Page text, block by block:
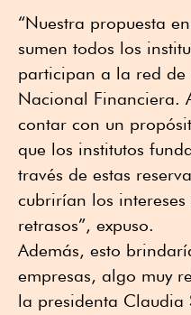
“Nuestra propuesta
sumen todos los
participan a la red de
Nacional Financiera.
contar con un
que los institutos
través de estas
cubrirían los
retrasos”, expuso.
Además, esto
empresas, algo muy
la presidenta Claudia